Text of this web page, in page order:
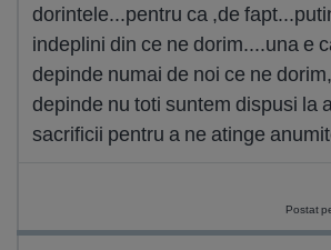
dorintele...pentru ca ,de
indeplini din ce ne dorim....una e
depinde numai de noi ce ne
depinde nu toti suntem dispusi la
sacrificii pentru a ne atinge
Postat